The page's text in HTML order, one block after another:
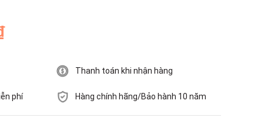
Thanh toán khi nhận hàng
phí Hàng chính hãng/Bảo hành 10 năm